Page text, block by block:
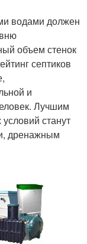
водами должен
объем стенок
септиков
и
Лучшим
станут
дренажным